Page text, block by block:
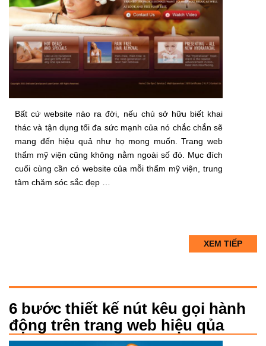
Bất cứ website nào ra đời, nếu chủ sở hữu biết khai
thác và tận dụng tối đa sức mạnh của nó chắc chắn sẽ
mang đến hiệu quả như họ mong muốn. Trang web
thẩm mỹ viện cũng không nằm ngoài số đó. Mục đích
cuối cùng cần có website của mỗi thẩm mỹ viện, trung
tâm chăm sóc sắc đẹp …
XEM TIẾP
6 bước thiết kế nút kêu gọi hành
động trên trang web hiệu qủa